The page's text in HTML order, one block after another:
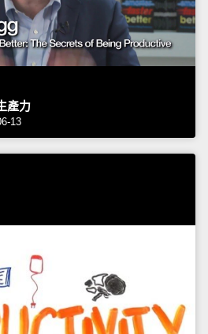
產力
13